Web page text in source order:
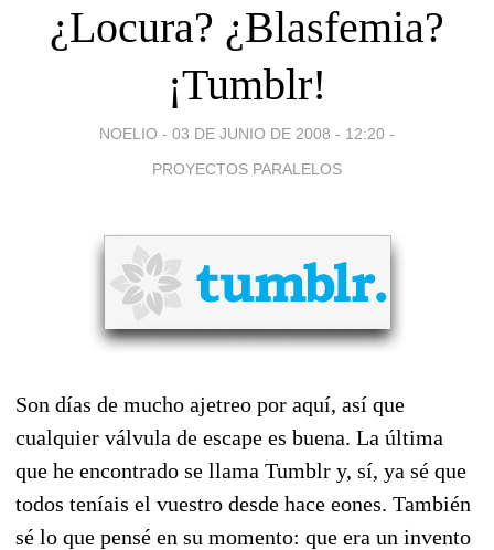
¿Locura? ¿Blasfemia?
¡Tumblr!
NOELIO - 03 DE JUNIO DE 2008 - 12:20 -
PROYECTOS PARALELOS
Son días de mucho ajetreo por aquí, así que
cualquier válvula de escape es buena. La última
que he encontrado se llama Tumblr y, sí, ya sé que
todos teníais el vuestro desde hace eones. También
sé lo que pensé en su momento: que era un invento